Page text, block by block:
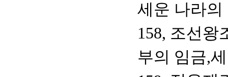
세운 나라의
158, 조선왕
부의 임금,